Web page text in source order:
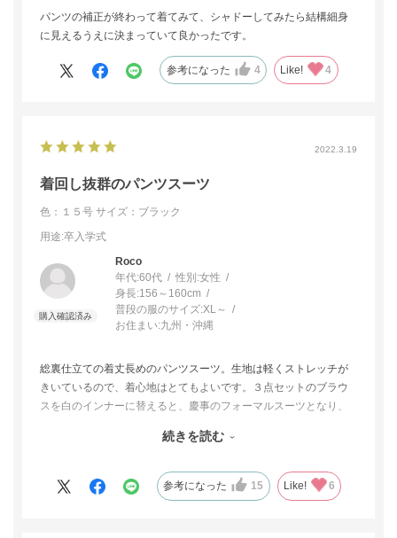
パンツの補正が終わって着てみて、シャドーしてみたら結構細身
に見えるうえに決まっていて良かったです。
参考になった 4 Like! 4
2022.3.19
着回し抜群のパンツスーツ
色：１５号 サイズ：ブラック
用途:卒入学式
Roco
年代:60代 性別:女性
身長:156～160cm
普段の服のサイズ:XL～
お住まい:九州・沖縄
総裏仕立ての着丈長めのパンツスーツ。生地は軽くストレッチが
きいているので、着心地はとてもよいです。３点セットのブラウ
スを白のインナーに替えると、慶事のフォーマルスーツとなり、
も活用できます。着回し抜群で、とても満足しています。セット
ラウスをオプション販売してくれたら、即購入したいです。
続きを読む
参考になった 15 Like! 6